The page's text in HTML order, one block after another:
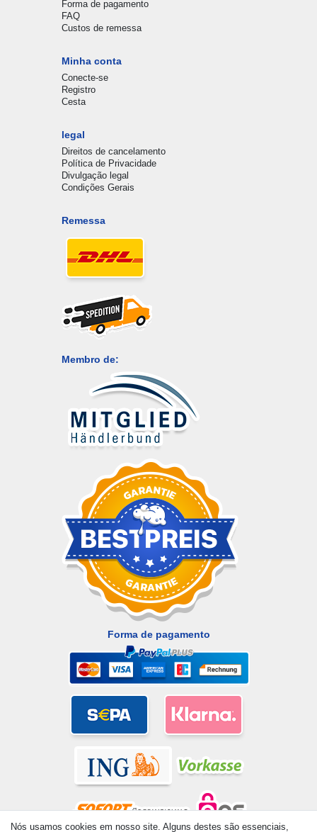
Forma de pagamento
FAQ
Custos de remessa
Minha conta
Conecte-se
Registro
Cesta
legal
Direitos de cancelamento
Política de Privacidade
Divulgação legal
Condições Gerais
Remessa
Membro de:
Forma de pagamento
Nós usamos cookies em nosso site. Alguns destes são essenciais,